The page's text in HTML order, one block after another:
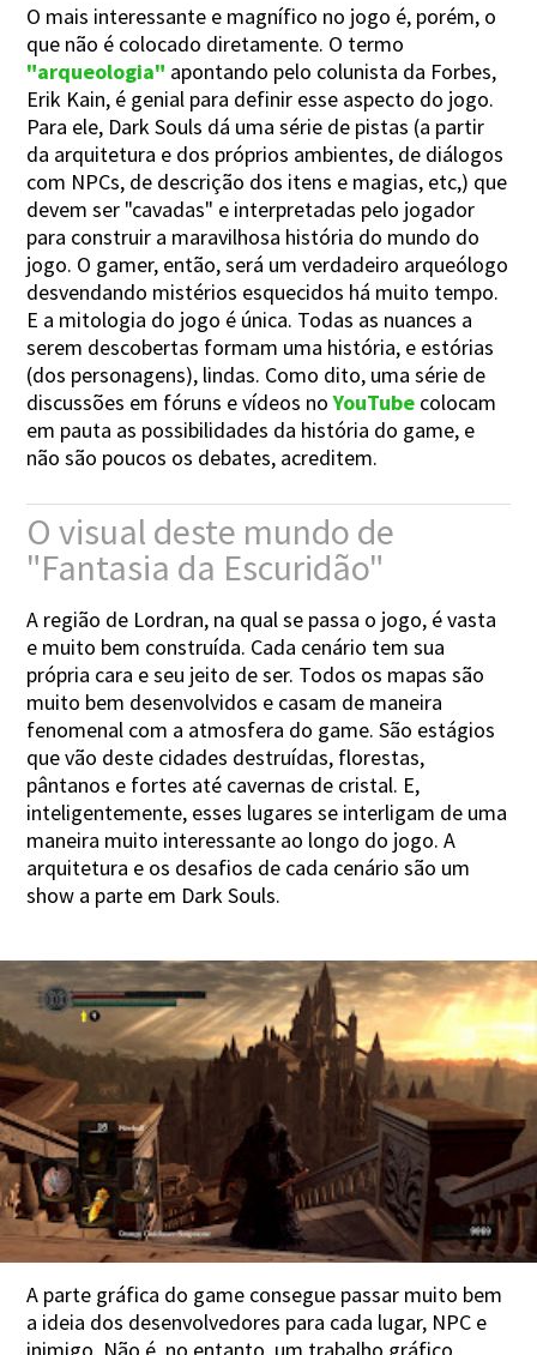
O mais interessante e magnífico no jogo é, porém, o
que não é colocado diretamente. O termo
"arqueologia" apontando pelo colunista da Forbes,
Erik Kain, é genial para definir esse aspecto do jogo.
Para ele, Dark Souls dá uma série de pistas (a partir
da arquitetura e dos próprios ambientes, de diálogos
com NPCs, de descrição dos itens e magias, etc,) que
devem ser "cavadas" e interpretadas pelo jogador
para construir a maravilhosa história do mundo do
jogo. O gamer, então, será um verdadeiro arqueólogo
desvendando mistérios esquecidos há muito tempo.
E a mitologia do jogo é única. Todas as nuances a
serem descobertas formam uma história, e estórias
(dos personagens), lindas. Como dito, uma série de
discussões em fóruns e vídeos noYouTube colocam
em pauta as possibilidades da história do game, e
não são poucos os debates, acreditem.
O visual deste mundo de
"Fantasia da Escuridão"
A região de Lordran, na qual se passa o jogo, é vasta
e muito bem construída. Cada cenário tem sua
própria cara e seu jeito de ser. Todos os mapas são
muito bem desenvolvidos e casam de maneira
fenomenal com a atmosfera do game. São estágios
que vão deste cidades destruídas, florestas,
pântanos e fortes até cavernas de cristal. E,
inteligentemente, esses lugares se interligam de uma
maneira muito interessante ao longo do jogo. A
arquitetura e os desafios de cada cenário são um
show a parte em Dark Souls.
A parte gráfica do game consegue passar muito bem
a ideia dos desenvolvedores para cada lugar, NPC e